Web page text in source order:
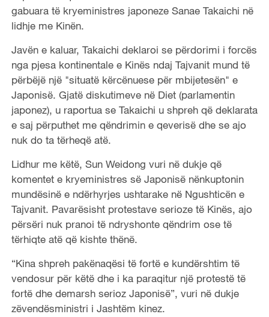
gabuara të kryeministres japoneze Sanae Takaichi në
lidhje me Kinën.
Javën e kaluar, Takaichi deklaroi se përdorimi i forcës
nga pjesa kontinentale e Kinës ndaj Tajvanit mund të
përbëjë një "situatë kërcënuese për mbijetesën" e
Japonisë. Gjatë diskutimeve në Diet (parlamentin
japonez), u raportua se Takaichi u shpreh që deklarata
e saj përputhet me qëndrimin e qeverisë dhe se ajo
nuk do ta tërheqë atë.
Lidhur me këtë, Sun Weidong vuri në dukje që
komentet e kryeministres së Japonisë nënkuptonin
mundësinë e ndërhyrjes ushtarake në Ngushticën e
Tajvanit. Pavarësisht protestave serioze të Kinës, ajo
përsëri nuk pranoi të ndryshonte qëndrim ose të
tërhiqte atë që kishte thënë.
“Kina shpreh pakënaqësi të fortë e kundërshtim të
vendosur për këtë dhe i ka paraqitur një protestë të
fortë dhe demarsh serioz Japonisë”, vuri në dukje
zëvendësministri i Jashtëm kinez.